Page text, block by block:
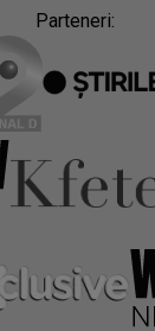
Parteneri: